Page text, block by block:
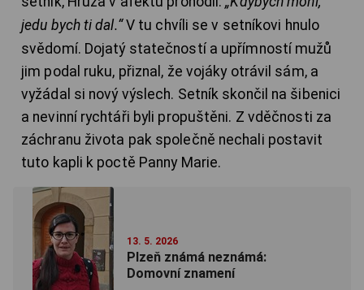
jedu bych ti dal.“V tu chvíli se v setníkovi hnulo
svědomí. Dojatý statečností a upřímností mužů
jim podal ruku, přiznal, že vojáky otrávil sám, a
vyžádal si nový výslech. Setník skončil na šibenici
a nevinní rychtáři byli propuštěni. Z vděčnosti za
záchranu života pak společně nechali postavit
tuto kapli k poctě Panny Marie.
13. 5. 2026
Plzeň známá neznámá:
Domovní znamení